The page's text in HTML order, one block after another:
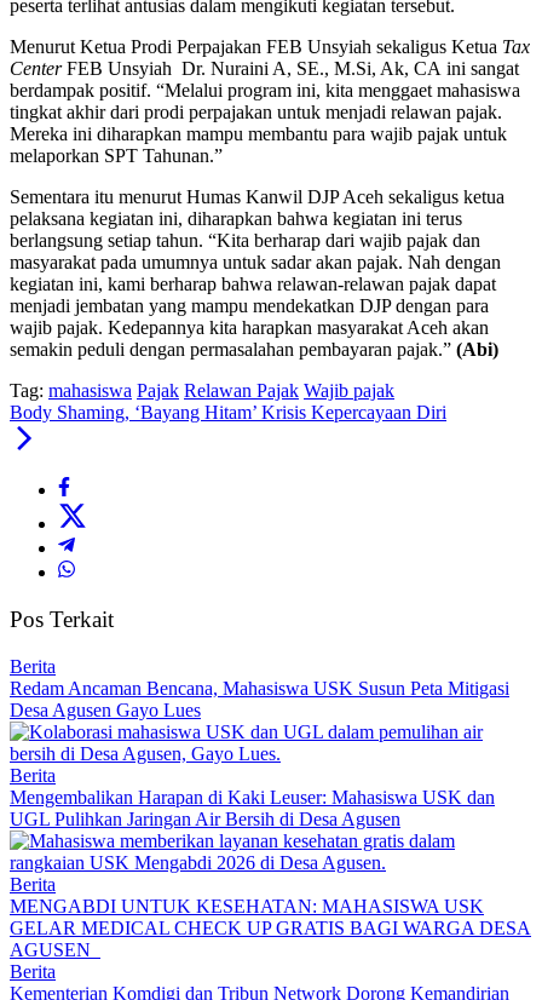
peserta terlihat antusias dalam mengikuti kegiatan tersebut.
Menurut Ketua Prodi Perpajakan FEB Unsyiah sekaligus Ketua Tax
CenterFEB Unsyiah Dr. Nuraini A, SE., M.Si, Ak, CA ini sangat
berdampak positif. “Melalui program ini, kita menggaet mahasiswa
tingkat akhir dari prodi perpajakan untuk menjadi relawan pajak.
Mereka ini diharapkan mampu membantu para wajib pajak untuk
melaporkan SPT Tahunan.”
Sementara itu menurut Humas Kanwil DJP Aceh sekaligus ketua
pelaksana kegiatan ini, diharapkan bahwa kegiatan ini terus
berlangsung setiap tahun. “Kita berharap dari wajib pajak dan
masyarakat pada umumnya untuk sadar akan pajak. Nah dengan
kegiatan ini, kami berharap bahwa relawan-relawan pajak dapat
menjadi jembatan yang mampu mendekatkan DJP dengan para
wajib pajak. Kedepannya kita harapkan masyarakat Aceh akan
semakin peduli dengan permasalahan pembayaran pajak.” (Abi)
Tag: mahasiswa Pajak Relawan Pajak Wajib pajak
Body Shaming, ‘Bayang Hitam’ Krisis Kepercayaan Diri
Pos Terkait
Berita
Redam Ancaman Bencana, Mahasiswa USK Susun Peta Mitigasi
Desa Agusen Gayo Lues
Berita
Mengembalikan Harapan di Kaki Leuser: Mahasiswa USK dan
UGL Pulihkan Jaringan Air Bersih di Desa Agusen
Berita
MENGABDI UNTUK KESEHATAN: MAHASISWA USK
GELAR MEDICAL CHECK UP GRATIS BAGI WARGA DESA
AGUSEN
Berita
Kementerian Komdigi dan Tribun Network Dorong Kemandirian